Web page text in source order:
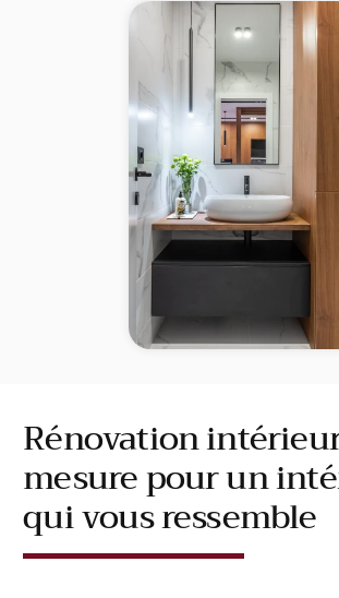
Rénovation
mesure pour un
qui vous ressemble